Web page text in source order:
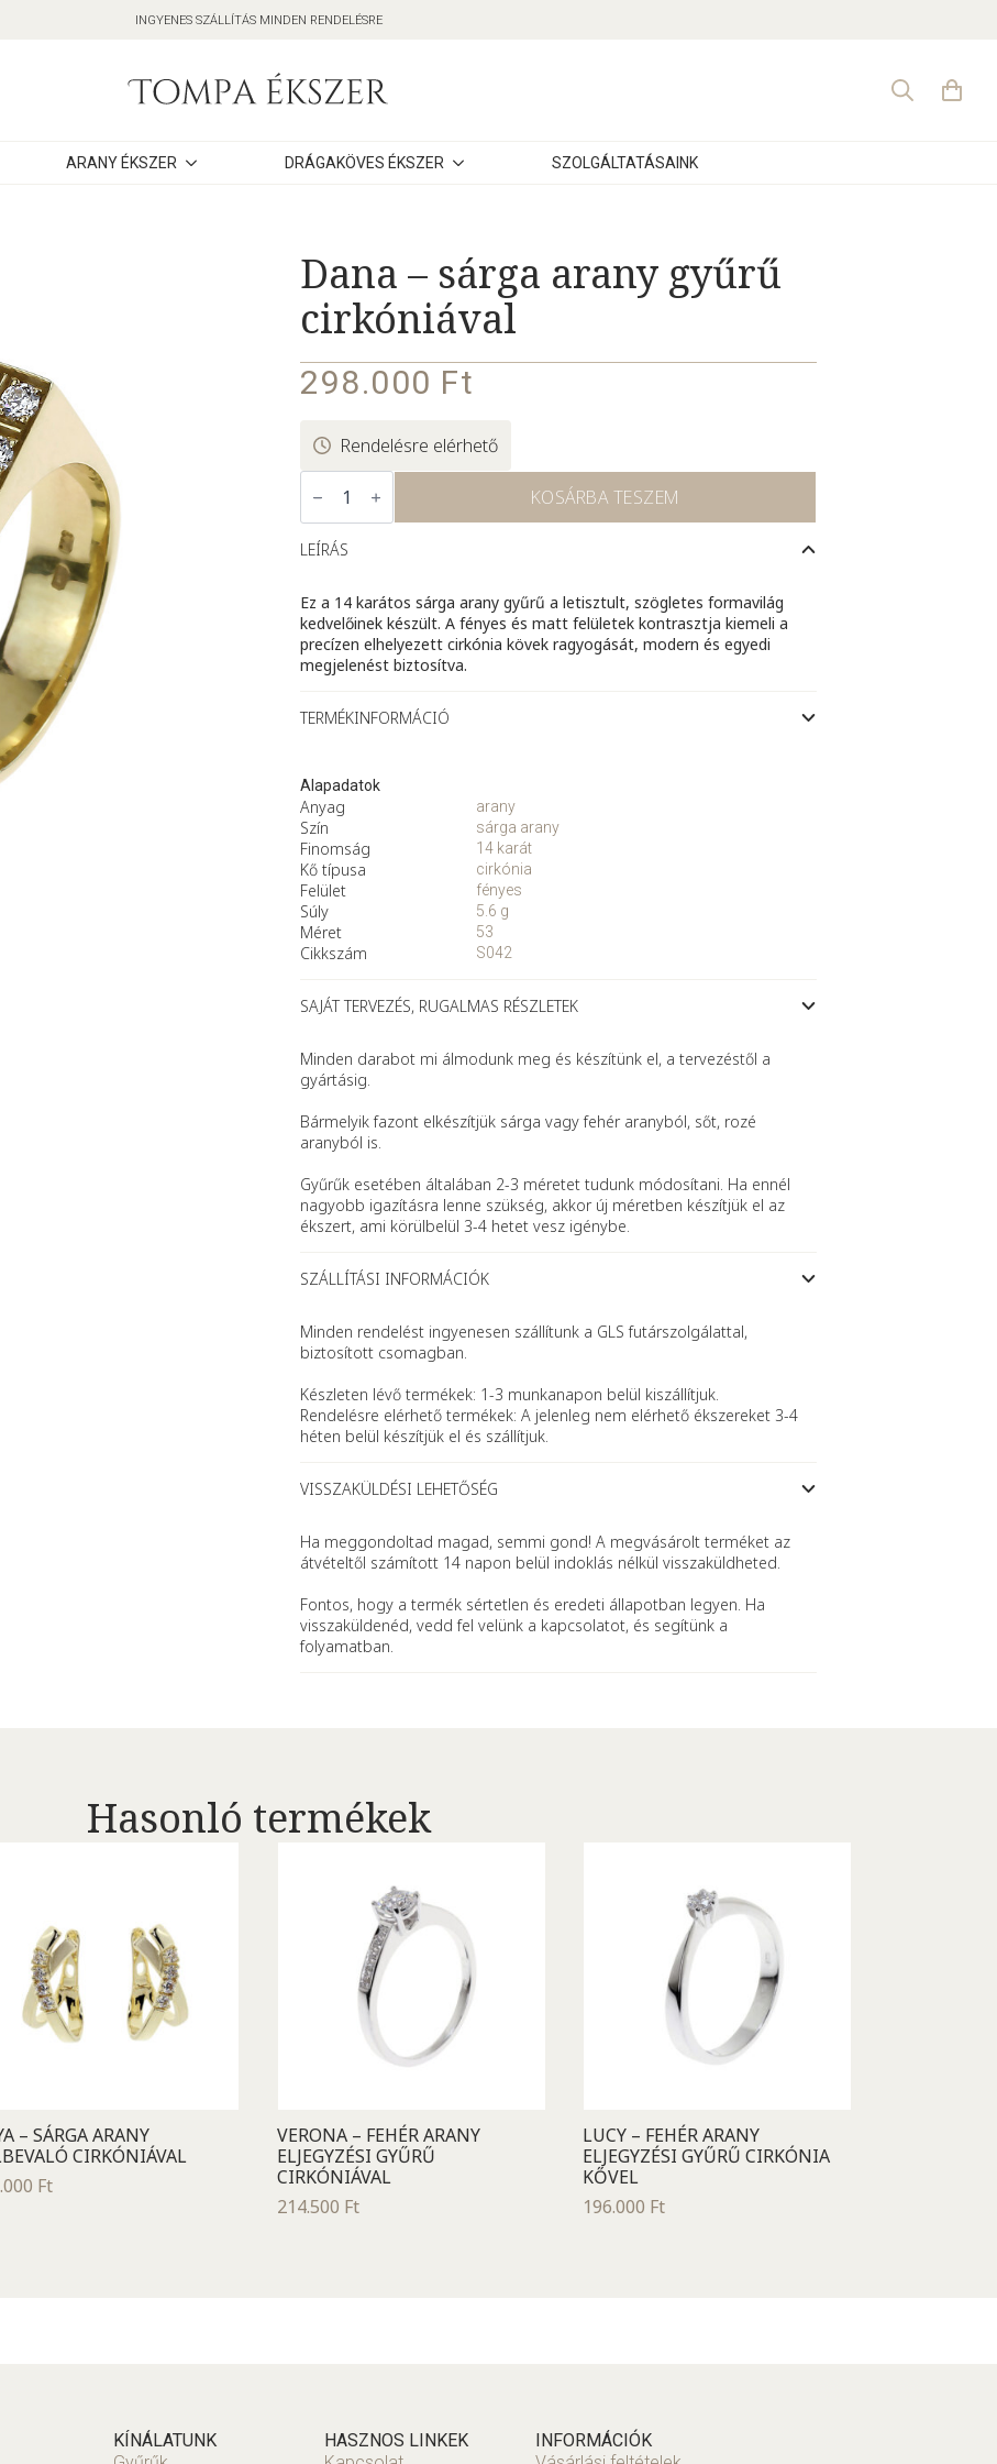
INGYENES SZÁLLÍTÁS MINDEN RENDELÉSRE
ARANY ÉKSZER DRÁGAKÖVES ÉKSZER SZOLGÁLTATÁSAINK
Dana – sárga arany gyűrű
cirkóniával
298.000 Ft
Rendelésre elérhető
Dana
arany
gyűrű
KOSÁRBA TESZEM
LEÍRÁS
Ez a 14 karátos sárga arany gyűrű a letisztult, szögletes formavilág
kedvelőinek készült. A fényes és matt felületek kontrasztja kiemeli a
precízen elhelyezett cirkónia kövek ragyogását, modern és egyedi
megjelenést biztosítva.
TERMÉKINFORMÁCIÓ
Alapadatok
Anyag
Szín
Finomság
Kő típusa
Felület
Súly
Méret
Cikkszám
arany
sárga arany
14 karát
cirkónia
fényes
5.6 g
53
S042
SAJÁT TERVEZÉS, RUGALMAS RÉSZLETEK
Minden darabot mi álmodunk meg és készítünk el, a tervezéstől a
gyártásig.
Bármelyik fazont elkészítjük sárga vagy fehér aranyból, sőt, rozé
aranyból is.
Gyűrűk esetében általában 2-3 méretet tudunk módosítani. Ha ennél
nagyobb igazításra lenne szükség, akkor új méretben készítjük el az
ékszert, ami körülbelül 3-4 hetet vesz igénybe.
SZÁLLÍTÁSI INFORMÁCIÓK
Minden rendelést ingyenesen szállítunk a GLS futárszolgálattal,
biztosított csomagban.
Készleten lévő termékek: 1-3 munkanapon belül kiszállítjuk.
Rendelésre elérhető termékek: A jelenleg nem elérhető ékszereket 3-4
héten belül készítjük el és szállítjuk.
VISSZAKÜLDÉSI LEHETŐSÉG
Ha meggondoltad magad, semmi gond! A megvásárolt terméket az
átvételtől számított 14 napon belül indoklás nélkül visszaküldheted.
Fontos, hogy a termék sértetlen és eredeti állapotban legyen. Ha
visszaküldenéd, vedd fel velünk a kapcsolatot, és segítünk a
folyamatban.
Hasonló termékek
– SÁRGA ARANY
CIRKÓNIÁVAL
Ft
VERONA – FEHÉR ARANY
ELJEGYZÉSI GYŰRŰ
CIRKÓNIÁVAL
214.500 Ft
LUCY – FEHÉR ARANY
ELJEGYZÉSI GYŰRŰ CIRKÓNIA
KŐVEL
196.000 Ft
KÍNÁLATUNK
HASZNOS LINKEK
INFORMÁCIÓK